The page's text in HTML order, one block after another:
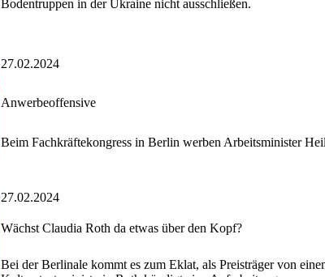
Bodentruppen in der Ukraine nicht ausschließen.
27.02.2024
Anwerbeoffensive
Beim Fachkräftekongress in Berlin werben Arbeitsminister
27.02.2024
Wächst Claudia Roth da etwas über den Kopf?
Bei der Berlinale kommt es zum Eklat, als Preisträger von